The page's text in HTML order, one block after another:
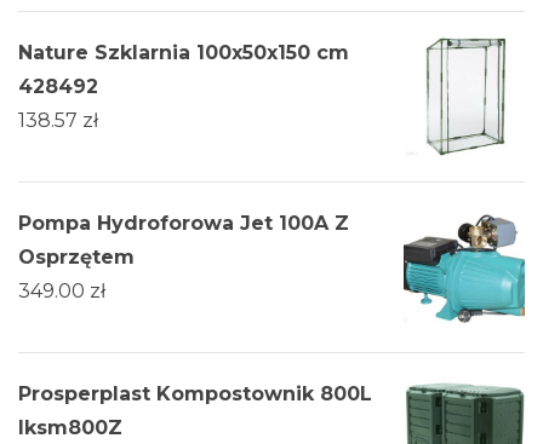
Nature Szklarnia 100x50x150 cm
428492
138.57 zł
Pompa Hydroforowa Jet 100A Z
Osprzętem
349.00 zł
Prosperplast Kompostownik 800L
Iksm800Z